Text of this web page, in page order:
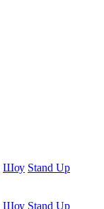
Шоу Stand Up
Шоу Stand Up